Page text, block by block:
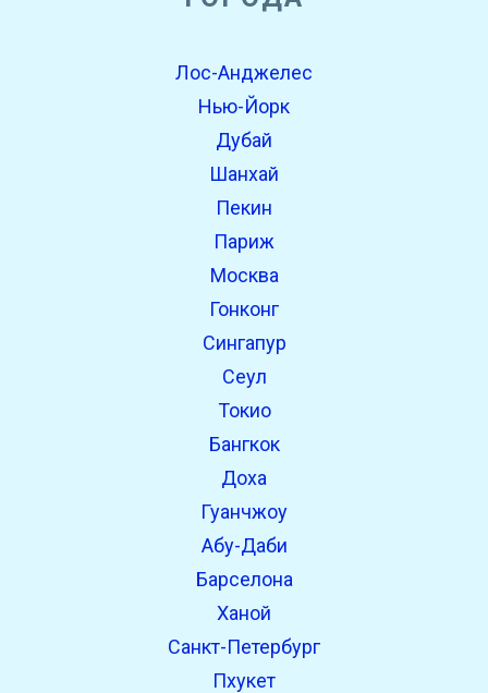
Лос-Анджелес
Нью-Йорк
Дубай
Шанхай
Пекин
Париж
Москва
Гонконг
Сингапур
Сеул
Токио
Бангкок
Доха
Гуанчжоу
Абу-Даби
Барселона
Ханой
Санкт-Петербург
Пхукет